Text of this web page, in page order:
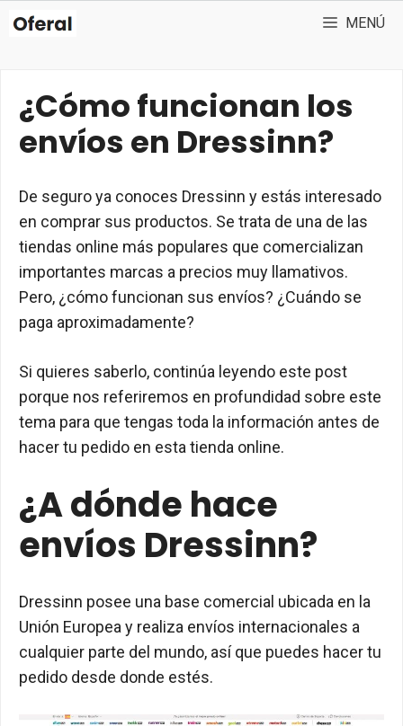
Saltar
MENÚ
¿Cómo funcionan los
envíos en Dressinn?
De seguro ya conoces Dressinn y estás interesado
en comprar sus productos. Se trata de una de las
tiendas online más populares que comercializan
importantes marcas a precios muy llamativos.
Pero, ¿cómo funcionan sus envíos? ¿Cuándo se
paga aproximadamente?
Si quieres saberlo, continúa leyendo este post
porque nos referiremos en profundidad sobre este
tema para que tengas toda la información antes de
hacer tu pedido en esta tienda online.
¿A dónde hace
envíos Dressinn?
Dressinn posee una base comercial ubicada en la
Unión Europea y realiza envíos internacionales a
cualquier parte del mundo, así que puedes hacer tu
pedido desde donde estés.